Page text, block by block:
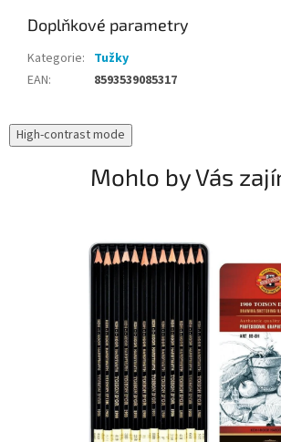
Doplňkové parametry
Kategorie: Tužky
EAN: 8593539085317
High-contrast mode
Mohlo by Vás